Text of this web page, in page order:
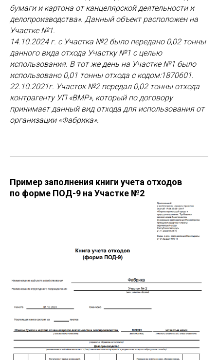
бумаги и картона от канцелярской деятельности и
делопроизводства». Данный объект расположен на
Участке №1.
14.10.2024 г. с Участка №2 было передано 0,02 тонны
данного вида отхода Участку №1 с целью
использования. В тот же день на Участке №1 было
использовано 0,01 тонны отхода с кодом:1870601.
22.10.2021г. Участок №2 передал 0,02 тонны отхода
контрагенту УП «ВМР», который по договору
принимает данный вид отхода для использования от
организации «Фабрика».
Пример заполнения книги учета отходов
по форме ПОД-9 на Участке №2